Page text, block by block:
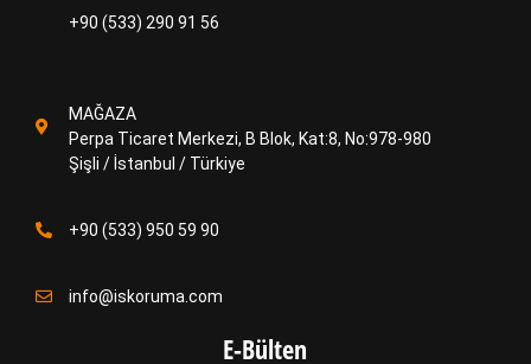
+90 (533) 290 91 56
MAĞAZA
Perpa Ticaret Merkezi, B Blok, Kat:8, No:978-980
Şişli / İstanbul / Türkiye
+90 (533) 950 59 90
info@iskoruma.com
E-Bülten